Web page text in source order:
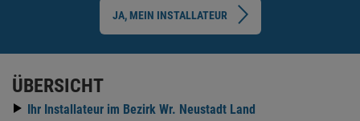
JA, MEIN INSTALLATEUR
ÜBERSICHT
Ihr Installateur im Bezirk Wr. Neustadt Land